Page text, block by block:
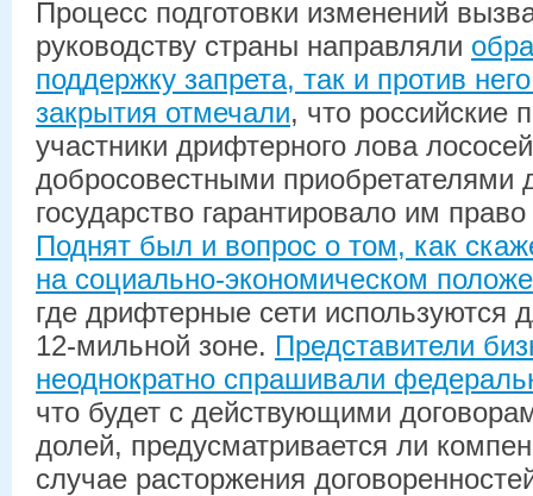
Процесс подготовки изменений
руководству страны направляли
поддержку запрета, так и против
закрытия отмечали, что российские
участники дрифтерного лова
добросовестными приобретателями
государство гарантировало им
Поднят был и вопрос о том, как
на социально-экономическом
где дрифтерные сети используются
12-мильной зоне. Представители
неоднократно спрашивали
что будет с действующими
долей, предусматривается ли
случае расторжения